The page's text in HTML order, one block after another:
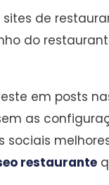
de
do
em posts
as
restaurante